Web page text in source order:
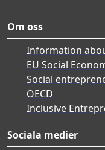
Om oss
Information
EU Social
Social
OECD
Inclusive
Sociala medier